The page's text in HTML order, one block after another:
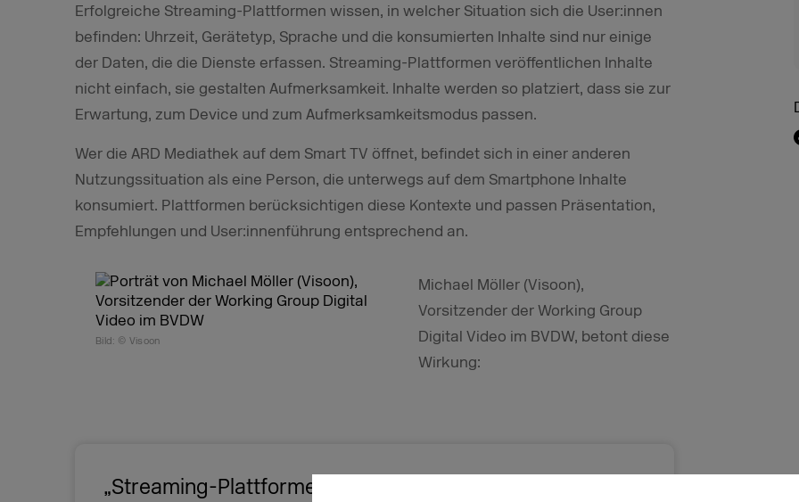
Erfolgreiche Streaming-Plattformen wissen, in welcher Situation sich die User:innen
befinden: Uhrzeit, Gerätetyp, Sprache und die konsumierten Inhalte sind nur einige
der Daten, die die Dienste erfassen. Streaming-Plattformen veröffentlichen Inhalte
nicht einfach, sie gestalten Aufmerksamkeit. Inhalte werden so platziert, dass sie zur
Erwartung, zum Device und zum Aufmerksamkeitsmodus passen.
Wer die ARD Mediathek auf dem Smart TV öffnet, befindet sich in einer anderen
Nutzungssituation als eine Person, die unterwegs auf dem Smartphone Inhalte
konsumiert. Plattformen berücksichtigen diese Kontexte und passen Präsentation,
Empfehlungen und User:innenführung entsprechend an.
Michael Möller (Visoon),
Vorsitzender der Working Group
Digital Video im BVDW, betont diese
Wirkung:
Bild: © Visoon
„Streaming-Plattformen verbinden emotionale